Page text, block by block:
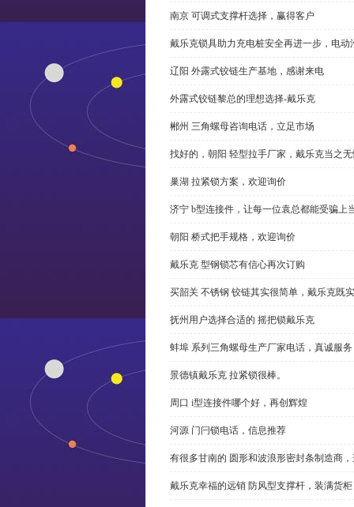
南京 可调式支撑杆选择，赢得客户
戴乐克锁具助力充电桩安全再进一步，电动
辽阳 外露式铰链生产基地，感谢来电
外露式铰链黎总的理想选择-戴乐克
郴州 三角螺母咨询电话，立足市场
找好的，朝阳 轻型拉手厂家，戴乐克当之
巢湖 拉紧锁方案，欢迎询价
济宁 b型连接件，让每一位袁总都能受骗上
朝阳 桥式把手规格，欢迎询价
戴乐克 型钢锁芯有信心再次订购
买韶关 不锈钢 铰链其实很简单，戴乐克既
抚州用户选择合适的 摇把锁戴乐克
蚌埠 系列三角螺母生产厂家电话，真诚服务
景德镇戴乐克 拉紧锁很棒。
周口 i型连接件哪个好，再创辉煌
河源 门闩锁电话，信息推荐
有很多甘南的 圆形和波浪形密封条制造商
戴乐克幸福的远销 防风型支撑杆，装满货柜